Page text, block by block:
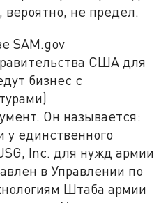
вероятно, не предел.
SAM.gov
США для
бизнес с
Он называется:
у единственного
Inc. для нужд армии
в Управлении по
Штаба армии